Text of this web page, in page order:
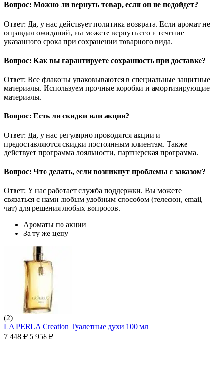
Вопрос: Можно ли вернуть товар, если он не подойдет?
Ответ: Да, у нас действует политика возврата. Если аромат не
оправдал ожиданий, вы можете вернуть его в течение
указанного срока при сохранении товарного вида.
Вопрос: Как вы гарантируете сохранность при доставке?
Ответ: Все флаконы упаковываются в специальные защитные
материалы. Используем прочные коробки и амортизирующие
материалы.
Вопрос: Есть ли скидки или акции?
Ответ: Да, у нас регулярно проводятся акции и
предоставляются скидки постоянным клиентам. Также
действует программа лояльности, партнерская программа.
Вопрос: Что делать, если возникнут проблемы с заказом?
Ответ: У нас работает служба поддержки. Вы можете
связаться с нами любым удобным способом (телефон, email,
чат) для решения любых вопросов.
Ароматы по акции
За ту же цену
(2)
LA PERLA Creation Туалетные духи 100 мл
7 448 ₽ 5 958 ₽